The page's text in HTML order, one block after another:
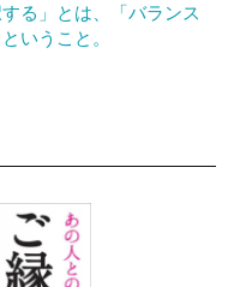
する」とは、「バランス
いうこと。